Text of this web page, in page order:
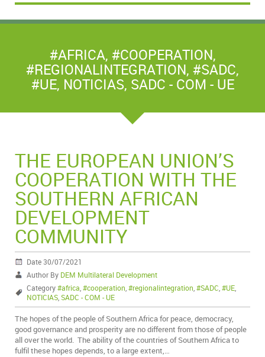
#AFRICA, #COOPERATION,
#REGIONALINTEGRATION, #SADC,
#UE, NOTICIAS, SADC - COM - UE
THE EUROPEAN UNION’S
COOPERATION WITH THE
SOUTHERN AFRICAN
DEVELOPMENT
COMMUNITY
Date 30/07/2021
Author By DEM Multilateral Development
Category#africa #cooperation #regionalintegration #SADC #UE
NOTICIAS SADC - COM - UE
The hopes of the people of Southern Africa for peace, democracy,
good governance and prosperity are no different from those of people
all over the world. The ability of the countries of Southern Africa to
fulfil these hopes depends, to a large extent,…